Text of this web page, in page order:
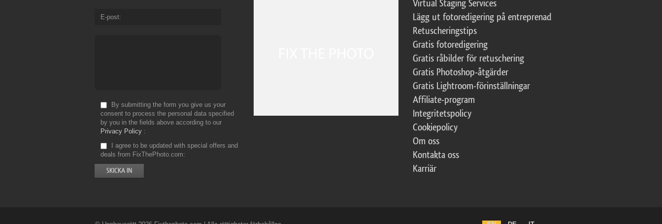
E-post
By submitting the form you give us your
consent to process the personal data specified
by you in the fields above according to our
Privacy Policy
I agree to be updated with special offers and
deals from FixThePhoto.com
Virtual Staging Services
Lägg ut fotoredigering på entreprenad
Retuscheringstips
Gratis fotoredigering
Gratis råbilder för retuschering
Gratis Photoshop-åtgärder
Gratis Lightroom-förinställningar
Affiliate-program
Integritetspolicy
Cookiepolicy
Om oss
Kontakta oss
Karriär